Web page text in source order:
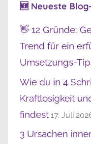
🆕 Neueste
👋 12 Gründe:
Trend für ein
Umsetzungs-
Wie du in 4
Kraftlosigkeit
findest 17. Juli
3 Ursachen